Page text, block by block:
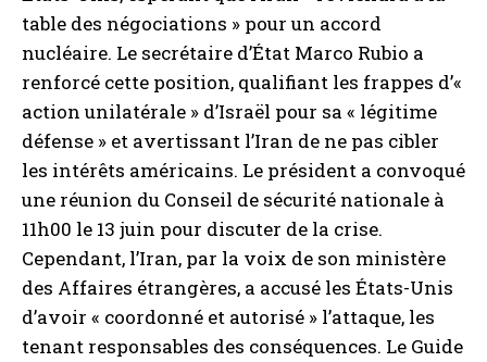
table des négociations » pour un accord
nucléaire. Le secrétaire d’État Marco Rubio a
renforcé cette position, qualifiant les frappes d’«
action unilatérale » d’Israël pour sa « légitime
défense » et avertissant l’Iran de ne pas cibler
les intérêts américains. Le président a convoqué
une réunion du Conseil de sécurité nationale à
11h00 le 13 juin pour discuter de la crise.
Cependant, l’Iran, par la voix de son ministère
des Affaires étrangères, a accusé les États-Unis
d’avoir « coordonné et autorisé » l’attaque, les
tenant responsables des conséquences. Le Guide